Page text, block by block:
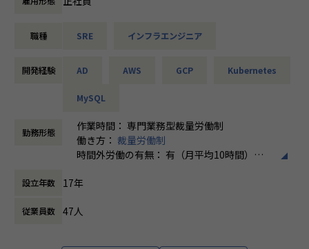
◆旅行を検討している人全てが”使いやす
いブランド認知力！
ル、航空券、海外、オプショナルツアー等）
実現
２．1500社以上の旅行サイトを比較可能な
為、圧倒的な価格競争を可能に
４．創業以来、無借金であり、黒字経営を続
・高速なレスポンスを実現するためのアプリケーション、ミ
・プロダクト開発と連携したミドルウェア検証・導入
・チケット駆動による機動的な開発進行
・Pull Request ベースの開発ワークフロー(コードレビュ
ー・CI・リリース)
開発から運用まで広く担当します。
【業務の変更の範囲】
職種 SRE インフラエンジニア
開発経験 AD AWS GCP Kubernetes
MySQL
勤務形態
作業時間： 専門業務型裁量労働制
働き方： 裁量労働制
時間外労働の有無： 有（月平均10時間）
設立年数 17年
従業員数 47人